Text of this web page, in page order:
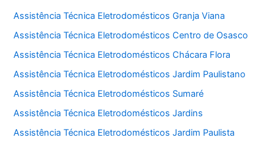
Assistência Técnica Eletrodomésticos Granja Viana
Assistência Técnica Eletrodomésticos Centro de Osasco
Assistência Técnica Eletrodomésticos Chácara Flora
Assistência Técnica Eletrodomésticos Jardim Paulistano
Assistência Técnica Eletrodomésticos Sumaré
Assistência Técnica Eletrodomésticos Jardins
Assistência Técnica Eletrodomésticos Jardim Paulista